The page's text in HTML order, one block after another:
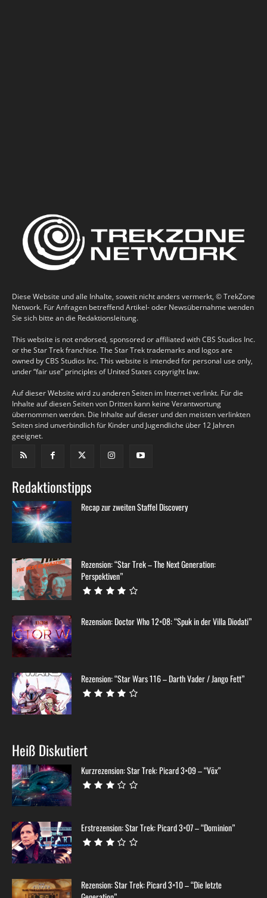
Diese Website und alle Inhalte, soweit nicht anders vermerkt, © TrekZone
Network. Für Anfragen betreffend Artikel- oder Newsübernahme wenden
Sie sich bitte an die Redaktionsleitung.
This website is not endorsed, sponsored or affiliated with CBS Studios Inc.
or the Star Trek franchise. The Star Trek trademarks and logos are
owned by CBS Studios Inc. This website is intended for personal use only,
under “fair use” principles of United States copyright law.
Auf dieser Website wird zu anderen Seiten im Internet verlinkt. Für die
Inhalte auf diesen Seiten von Dritten kann keine Verantwortung
übernommen werden. Die Inhalte auf dieser und den meisten verlinkten
Seiten sind unverbindlich für Kinder und Jugendliche über 12 Jahren
geeignet.
Redaktionstipps
Recap zur zweiten Staffel Discovery
Rezension: “Star Trek – The Next Generation:
Perspektiven”
Rezension: Doctor Who 12×08: “Spuk in der Villa Diodati”
Rezension: “Star Wars 116 – Darth Vader / Jango Fett”
Heiß Diskutiert
Kurzrezension: Star Trek: Picard 3×09 – “Võx”
Erstrezension: Star Trek: Picard 3×07 – “Dominion”
Rezension: Star Trek: Picard 3×10 – “Die letzte